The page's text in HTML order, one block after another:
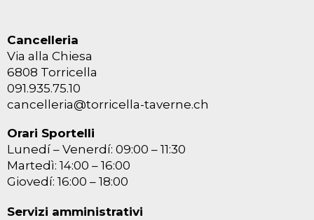
Cancelleria
Via alla Chiesa
6808 Torricella
091.935.75.10
cancelleria@torricella-taverne.ch
Orari Sportelli
Lunedí – Venerdí: 09:00 – 11:30
Martedì: 14:00 – 16:00
Giovedí: 16:00 – 18:00
Servizi amministrativi